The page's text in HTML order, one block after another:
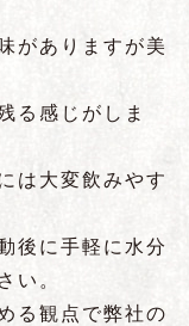
がありますが美
る感じがしま
は大変飲みやす
後に手軽に水分
い。
る観点で弊社の